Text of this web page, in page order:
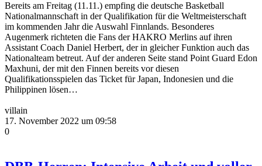
Bereits am Freitag (11.11.) empfing die deutsche Basketball
Nationalmannschaft in der Qualifikation für die Weltmeisterschaft
im kommenden Jahr die Auswahl Finnlands. Besonderes
Augenmerk richteten die Fans der HAKRO Merlins auf ihren
Assistant Coach Daniel Herbert, der in gleicher Funktion auch das
Nationalteam betreut. Auf der anderen Seite stand Point Guard Edon
Maxhuni, der mit den Finnen bereits vor diesen
Qualifikationsspielen das Ticket für Japan, Indonesien und die
Philippinen lösen…
villain
17. November 2022 um 09:58
0